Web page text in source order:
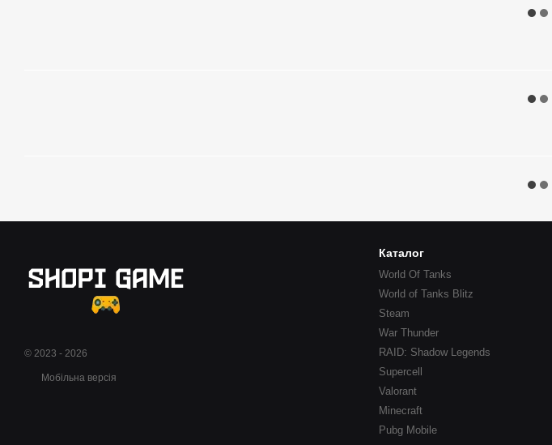
© 2023 - 2026
Мобільна версія
Каталог
World Of Tanks
World of Tanks Blitz
Steam
War Thunder
RAID: Shadow Legends
Supercell
Valorant
Minecraft
Pubg Mobile